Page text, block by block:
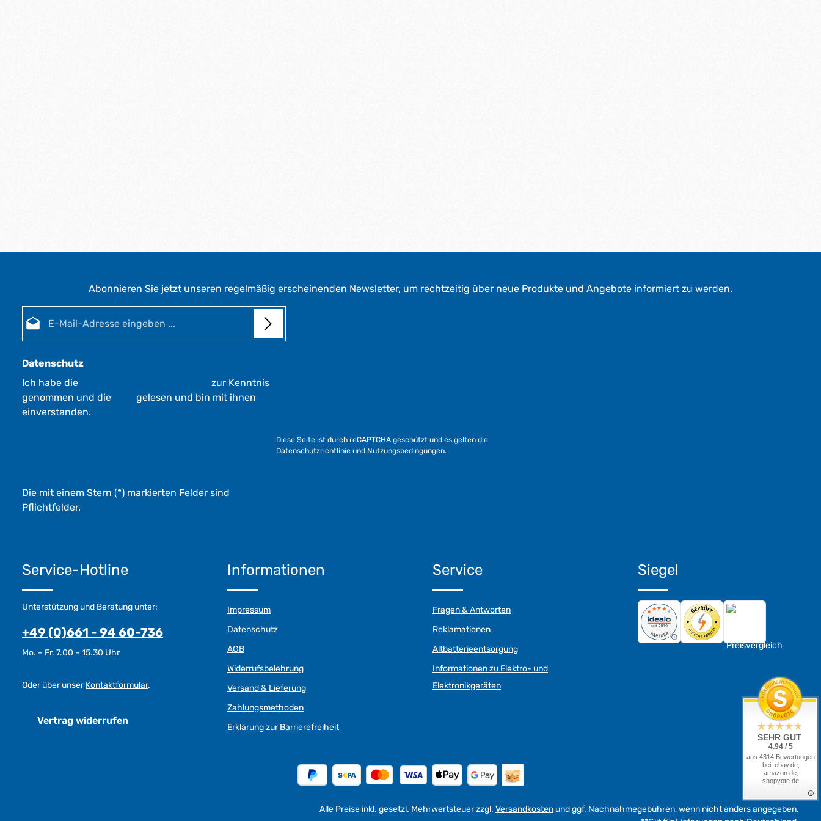
Abonnieren Sie jetzt unseren regelmäßig erscheinenden Newsletter, um rechtzeitig über neue Produkte und Angebote informiert zu werden.
Datenschutz
Ich habe die
zur Kenntnis
genommen und die
gelesen und bin mit ihnen
einverstanden.
Diese Seite ist durch reCAPTCHA geschützt und es gelten die
Datenschutzrichtlinie und Nutzungsbedingungen.
Die mit einem Stern (*) markierten Felder sind
Pflichtfelder.
Service-Hotline
Unterstützung und Beratung unter:
+49 (0)661 - 94 60-736
Mo. – Fr. 7.00 – 15.30 Uhr
Oder über unserKontaktformular.
Vertrag widerrufen
Informationen
Impressum
Datenschutz
AGB
Widerrufsbelehrung
Versand & Lieferung
Zahlungsmethoden
Erklärung zur Barrierefreiheit
Service
Fragen & Antworten
Reklamationen
Altbatterieentsorgung
Informationen zu Elektro- und
Elektronikgeräten
Siegel
Alle Preise inkl. gesetzl. Mehrwertsteuer zzgl. Versandkosten und ggf. Nachnahmegebühren, wenn nicht anders angegeben.
SEHR GUT
4.94 / 5
aus 4314 Bewertungen
bei: ebay.de,
amazon.de,
shopvote.de